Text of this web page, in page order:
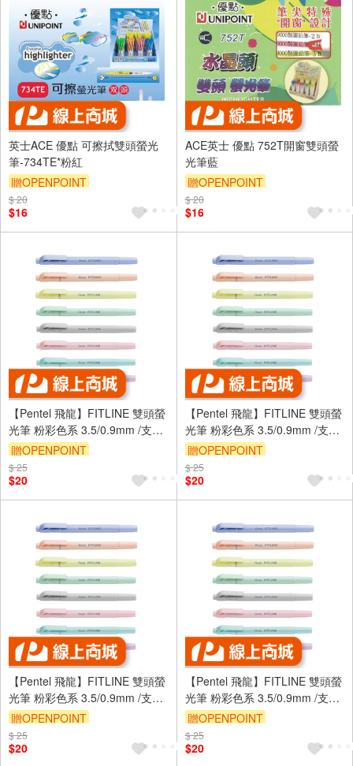
英士ACE 優點 可擦拭雙頭螢光
筆-734TE*粉紅
贈OPENPOINT
$ 20
$16
ACE英士 優點 752T開窗雙頭螢
光筆藍
贈OPENPOINT
$ 20
$16
【Pentel 飛龍】FITLINE 雙頭螢
光筆 粉彩色系 3.5/0.9mm /支
SLW11P - 粉彩黃
贈OPENPOINT
$ 25
$20
【Pentel 飛龍】FITLINE 雙頭螢
光筆 粉彩色系 3.5/0.9mm /支
SLW11P - 粉彩橘
贈OPENPOINT
$ 25
$20
【Pentel 飛龍】FITLINE 雙頭螢
光筆 粉彩色系 3.5/0.9mm /支
SLW11P - 粉彩綠
贈OPENPOINT
$ 25
$20
【Pentel 飛龍】FITLINE 雙頭螢
光筆 粉彩色系 3.5/0.9mm /支
SLW11P - 粉彩粉紅
贈OPENPOINT
$ 25
$20